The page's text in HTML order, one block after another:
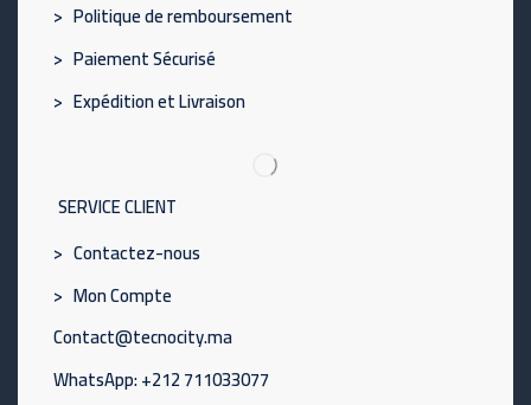
> Politique de remboursement
> Paiement Sécurisé
> Expédition et Livraison
SERVICE CLIENT
> Contactez-nous
> Mon Compte
Contact@tecnocity.ma
WhatsApp: +212 711033077